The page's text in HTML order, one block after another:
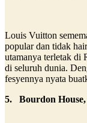
Louis Vuitton
popular dan tidak
utamanya terletak di
di seluruh dunia.
fesyennya nyata
5. Bourdon